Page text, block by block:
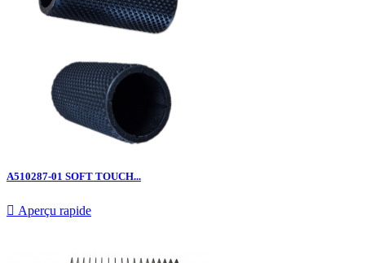
A510287-01 SOFT TOUCH...
 Aperçu rapide